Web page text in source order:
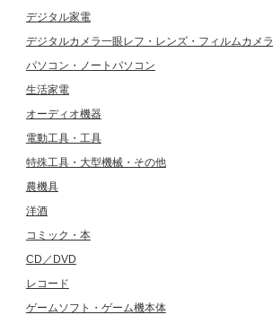
デジタル家電
デジタルカメラ一眼レフ・レンズ・フィルムカメラ
パソコン・ノートパソコン
生活家電
オーディオ機器
電動工具・工具
特殊工具・大型機械・その他
農機具
洋酒
コミック・本
CD／DVD
レコード
ゲームソフト・ゲーム機本体